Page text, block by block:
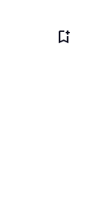
bookmark_add